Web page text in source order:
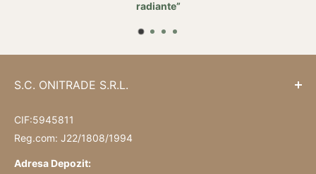
S.C. ONITRADE S.R.L.
CIF:5945811
Reg.com: J22/1808/1994
Adresa Depozit: